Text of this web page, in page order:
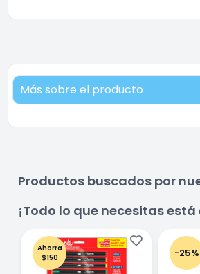
Más sobre el producto
Productos buscados por
¡Todo lo que necesitas está
Ahorra
$150
-25%